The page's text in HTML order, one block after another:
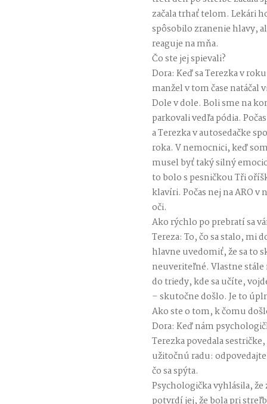
začala trhať telom. Lekári
spôsobilo zranenie hlavy,
reaguje na mňa.
Čo ste jej spievali?
Dora: Keď sa Terezka v
manžel v tom čase natáčal
Dole v dole. Boli sme na
parkovali vedľa pódia.
a Terezka v autosedačke
roka. V nemocnici, keď
musel byť taký silný
to bolo s pesničkou Tři
klavíri. Počas nej na ARO
oči.
Ako rýchlo po prebratí sa
Tereza: To, čo sa stalo, mi
hlavne uvedomiť, že sa to
neuveriteľné. Vlastne
do triedy, kde sa učíte,
– skutočne došlo. Je to
Ako ste o tom, k čomu
Dora: Keď nám
Terezka povedala
užitočnú radu:
čo sa spýta.
Psychologička vyhlásila, že
potvrdí jej, že bola pri